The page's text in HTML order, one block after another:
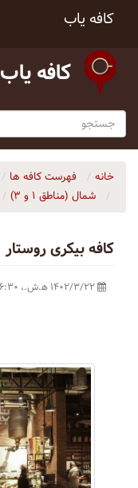
کافه یاب
کافه یاب
خانه فهرست کافه ها
شمال (مناطق ۱ و ۳)
کافه بیکری روستار